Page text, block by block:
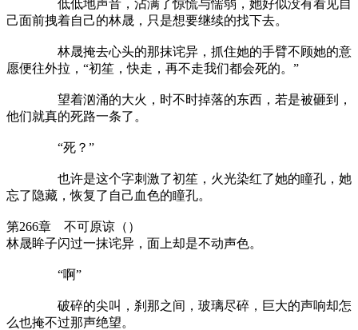
低低地声音，沾满了惊慌与懦弱，她好似没有看见自
己面前拽着自己的林晟，只是想要继续的找下去。
林晟掩去心头的那抹诧异，抓住她的手臂不顾她的意
愿便往外拉，“初笙，快走，再不走我们都会死的。”
望着汹涌的大火，时不时掉落的东西，若是被砸到，
他们就真的死路一条了。
“死？”
也许是这个字刺激了初笙，火光染红了她的瞳孔，她
忘了隐藏，恢复了自己血色的瞳孔。
第266章 不可原谅（）
林晟眸子闪过一抹诧异，面上却是不动声色。
“啊”
破碎的尖叫，刹那之间，玻璃尽碎，巨大的声响却怎
么也掩不过那声绝望。